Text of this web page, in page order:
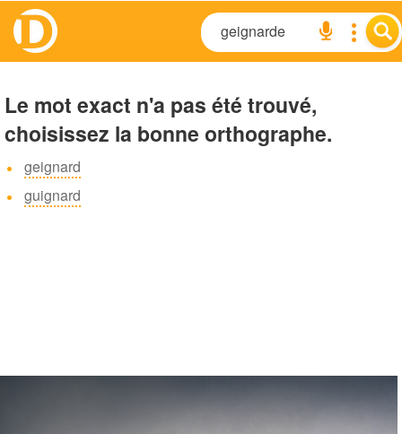
Le mot exact n'a pas été trouvé,
choisissez la bonne orthographe.
geignard
guignard